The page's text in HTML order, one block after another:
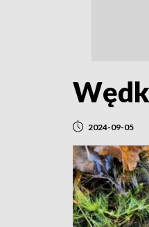
2024-09-05